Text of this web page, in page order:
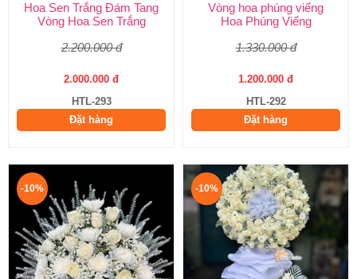
Hoa Sen Trắng Đám Tang
Vòng Hoa Sen Trắng
2.200.000 đ
2.000.000 đ
HTL-293
Đặt hàng
Vòng hoa phúng viếng
Hoa Phúng Viếng
1.330.000 đ
1.200.000 đ
HTL-292
Đặt hàng
-10% -10%